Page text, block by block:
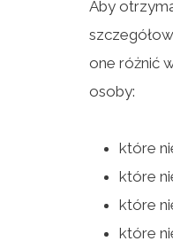
Aby
one różnić
osoby:
które
które
które
które